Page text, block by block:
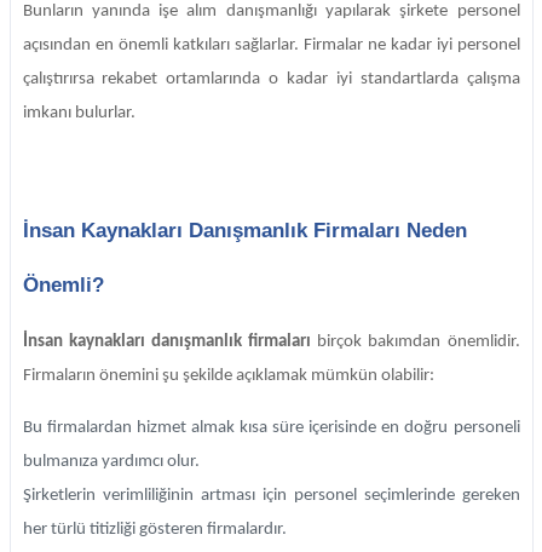
Bunların yanında işe alım danışmanlığı yapılarak şirkete personel
açısından en önemli katkıları sağlarlar. Firmalar ne kadar iyi personel
çalıştırırsa rekabet ortamlarında o kadar iyi standartlarda çalışma
imkanı bulurlar.
İnsan Kaynakları Danışmanlık Firmaları Neden
Önemli?
İnsan kaynakları danışmanlık firmaları birçok bakımdan önemlidir.
Firmaların önemini şu şekilde açıklamak mümkün olabilir:
Bu firmalardan hizmet almak kısa süre içerisinde en doğru personeli
bulmanıza yardımcı olur.
Şirketlerin verimliliğinin artması için personel seçimlerinde gereken
her türlü titizliği gösteren firmalardır.